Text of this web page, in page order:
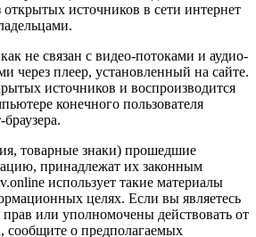
открытых источников в сети интернет
не связан с видео-потоками и аудио-
через плеер, установленный на сайте.
источников и воспроизводится
конечного пользователя
товарные знаки) прошедшие
принадлежат их законным
использует такие материалы
целях. Если вы являетесь
прав или уполномочены действовать от
сообщите о предполагаемых